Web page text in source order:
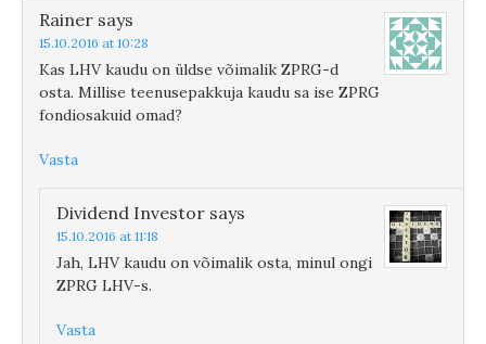
Rainer says
15.10.2016 at 10:28
Kas LHV kaudu on üldse võimalik ZPRG-d
osta. Millise teenusepakkuja kaudu sa ise ZPRG
fondiosakuid omad?
Vasta
Dividend Investor says
15.10.2016 at 11:18
Jah, LHV kaudu on võimalik osta, minul ongi
ZPRG LHV-s.
Vasta